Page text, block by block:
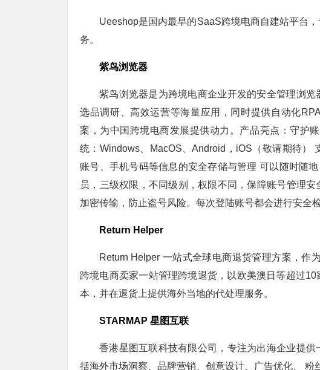
Ueeshop是国内最早的SaaS跨境电商自建站平台
务。
紫鸟浏览器
紫鸟浏览器是为跨境电商企业开发的安全管理浏
选品调研、高效运营等海量应用，同时提供自动化
案，为中国跨境电商发展提供动力。产品亮点：守护
统：Windows、MacOS、Android，iOS（敬请期待）
账号、手机号码等信息的安全存储与管理 可以随时随
员，三级权限，不同级别，权限不同，保障账号管理
加密传输，防止盗号风险。每次登陆账号都会进行安全
Return Helper
Return Helper 一站式全球电商退货管理方案，作
跨境电商卖家一站管理跨境退货，以欧美澳日等超过
本，并在退货上提供海外当地的代处理服务。
STARMAP 星图互联
香港星图互联科技有限公司，专注为出海企业提
括海外市场洞察、品牌营销、创意设计、广告优化、 粉